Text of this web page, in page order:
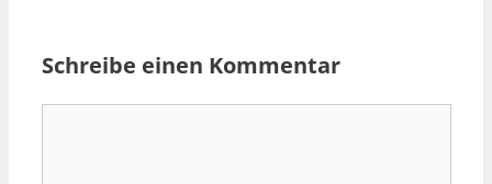
Schreibe einen Kommentar